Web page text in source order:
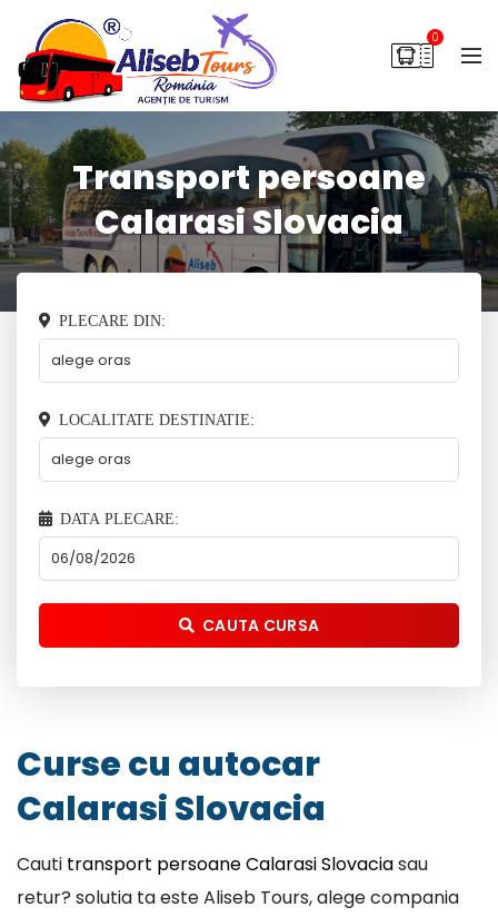
0
Transport persoane
Calarasi Slovacia
PLECARE DIN:
LOCALITATE DESTINATIE:
DATA PLECARE:
CAUTA CURSA
Curse cu autocar
Calarasi Slovacia
Cauti transport persoane Calarasi Slovaciasau
retur? solutia ta este Aliseb Tours, alege compania